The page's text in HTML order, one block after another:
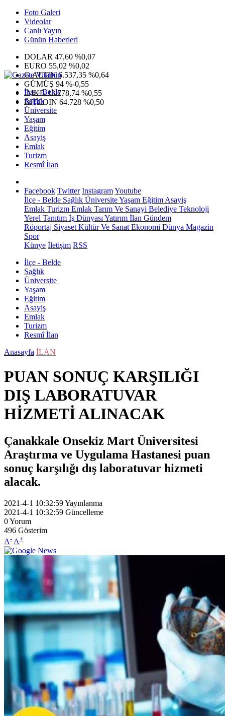
Foto Galeri
Videolar
Canlı Yayın
Günün Haberleri
DOLAR 47,60 %0,07
EURO 55,02 %0,02
G.ALTIN6.537,35 %0,64
GÜMÜŞ 94 %-0,55
IMKB13.778,74 %0,55
BITCOIN 64.728 %0,50
İlçe - Belde
Sağlık
Üniversite
Yaşam
Eğitim
Asayiş
Emlak
Turizm
Resmî İlan
Facebook Twitter InstagramYoutube
İlçe - Belde Sağlık ÜniversiteYaşam Eğitim Asayiş
Emlak Turizm Emlak Tarım Ve Sanayi Belediye Teknoloji
Yerel Tanıtım İş Dünyası Yatırım İlan Gündem
Röportaj Siyaset Kültür Ve Sanat Ekonomi Dünya Magazin
Spor
Künye İletişim RSS
İlçe - Belde
Sağlık
Üniversite
Yaşam
Eğitim
Asayiş
Emlak
Turizm
Resmî İlan
Anasayfa İLAN
PUAN SONUÇ KARŞILIĞI
DIŞ LABORATUVAR
HİZMETİ ALINACAK
Çanakkale Onsekiz Mart Üniversitesi
Araştırma ve Uygulama Hastanesi puan
sonuç karşılığı dış laboratuvar hizmeti
alacak.
2021-4-1 10:32:59Yayınlanma
2021-4-1 10:32:59 Güncelleme
0Yorum
496 Gösterim
A- A+